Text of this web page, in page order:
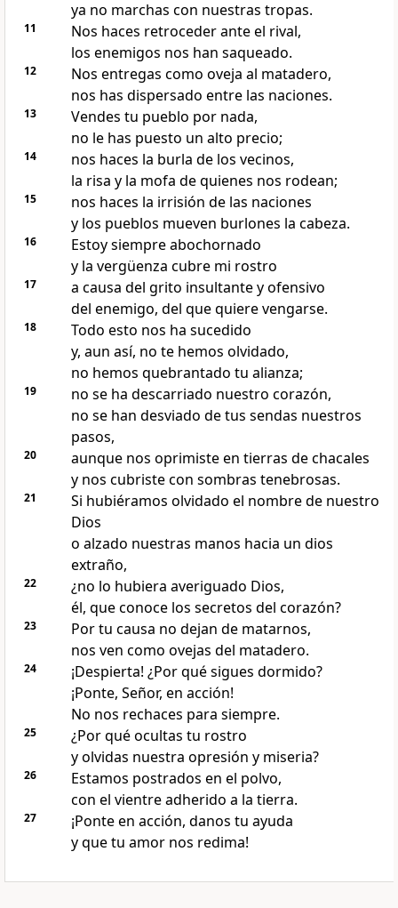
ya no marchas con nuestras tropas.
11
Nos haces retroceder ante el rival,
los enemigos nos han saqueado.
12
Nos entregas como oveja al matadero,
nos has dispersado entre las naciones.
13
Vendes tu pueblo por nada,
no le has puesto un alto precio;
14
nos haces la burla de los vecinos,
la risa y la mofa de quienes nos rodean;
15
nos haces la irrisión de las naciones
y los pueblos mueven burlones la cabeza.
16
Estoy siempre abochornado
y la vergüenza cubre mi rostro
17
a causa del grito insultante y ofensivo
del enemigo, del que quiere vengarse.
18
Todo esto nos ha sucedido
y, aun así, no te hemos olvidado,
no hemos quebrantado tu alianza;
19
no se ha descarriado nuestro corazón,
no se han desviado de tus sendas nuestros
pasos,
20
aunque nos oprimiste en tierras de chacales
y nos cubriste con sombras tenebrosas.
21
Si hubiéramos olvidado el nombre de nuestro
Dios
o alzado nuestras manos hacia un dios
extraño,
22
¿no lo hubiera averiguado Dios,
él, que conoce los secretos del corazón?
23
Por tu causa no dejan de matarnos,
nos ven como ovejas del matadero.
24
¡Despierta! ¿Por qué sigues dormido?
¡Ponte, Señor, en acción!
No nos rechaces para siempre.
25
¿Por qué ocultas tu rostro
y olvidas nuestra opresión y miseria?
26
Estamos postrados en el polvo,
con el vientre adherido a la tierra.
27
¡Ponte en acción, danos tu ayuda
y que tu amor nos redima!